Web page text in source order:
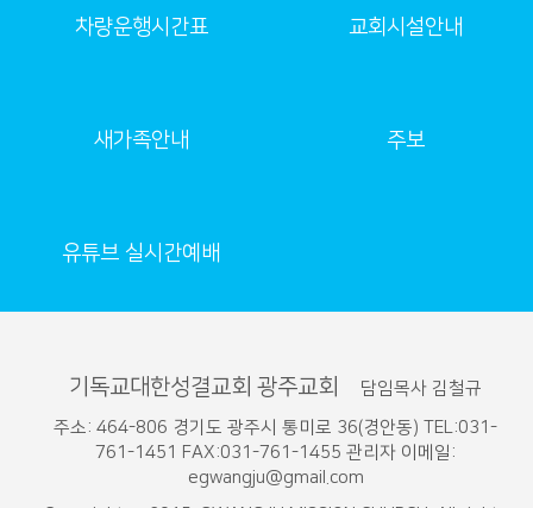
차량운행시간표 교회시설안내
새가족안내 주보
유튜브 실시간예배
기독교대한성결교회 광주교회
담임목사 김철규
주소: 464-806 경기도 광주시 통미로 36(경안동) TEL:031-
761-1451 FAX:031-761-1455 관리자 이메일:
egwangju@gmail.com